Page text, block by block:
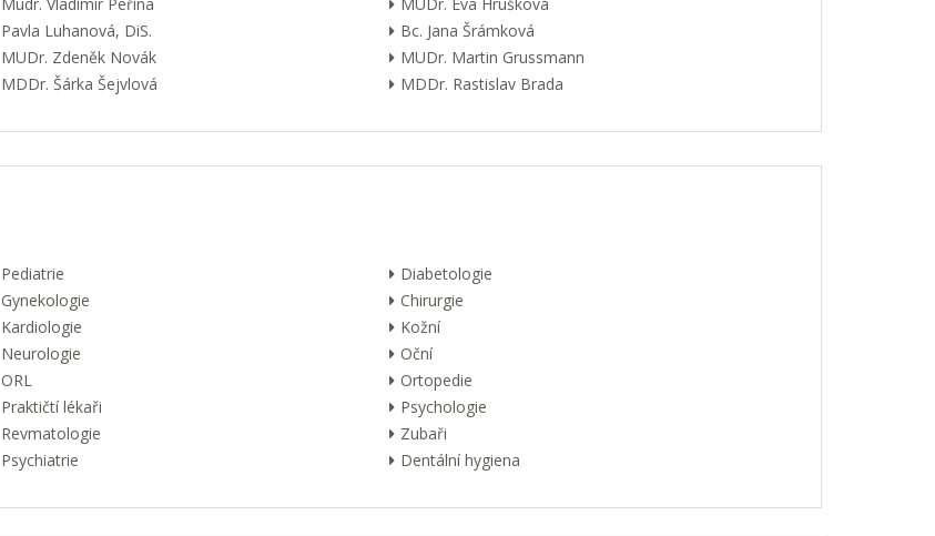
Pavla Luhanová, DiS.
Bc. Jana Šrámková
MUDr. Zdeněk Novák
MUDr. Martin Grussmann
MDDr. Šárka Šejvlová MDDr. Rastislav Brada
Pediatrie
Diabetologie
Gynekologie
Chirurgie
Kardiologie
Kožní
Neurologie
Oční
ORL
Ortopedie
Praktičtí lékaři
Psychologie
Revmatologie
Zubaři
Psychiatrie Dentální hygiena